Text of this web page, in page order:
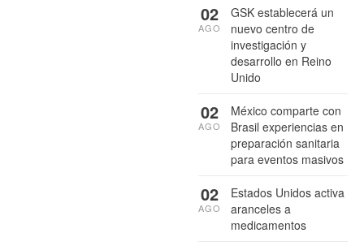
GSK establecerá un
nuevo centro de
investigación y
desarrollo en Reino
Unido
02
AGO
México comparte con
Brasil experiencias en
preparación sanitaria
para eventos masivos
02
AGO
Estados Unidos activa
aranceles a
medicamentos
02
AGO